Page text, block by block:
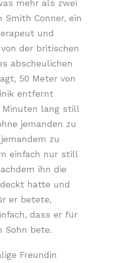
mehr als zwei
Smith Conner, ein
und
der britischen
abscheulichen
50 Meter von
entfernt
Minuten lang still
jemanden zu
zu
einfach nur still
ihn die
hatte und
er betete,
dass er für
Sohn bete.
Freundin